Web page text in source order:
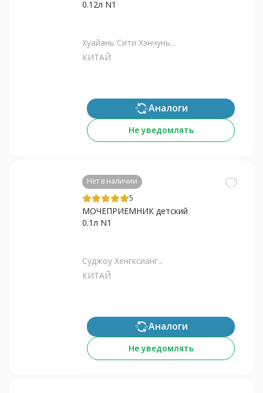
0.12л N1
Хуайань Сити Хэнчунь...
КИТАЙ
Аналоги
Не уведомлять
Нет в наличии
5
МОЧЕПРИЕМНИК детский
0.1л N1
Суджоу Хенгксианг...
КИТАЙ
Аналоги
Не уведомлять